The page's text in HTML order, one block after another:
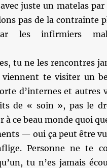
juste un matelas
pas de la contrainte
les infirmiers
tu ne les rencontres
te visiter un
d’internes et autres
de « soin », pas le
à ce beau monde quoi
— oui ça peut être
Personne ne te
tu n’es jamais